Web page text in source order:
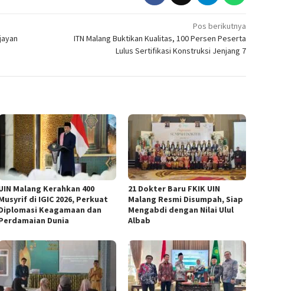
Pos berikutnya
ITN Malang Buktikan Kualitas, 100 Persen Peserta
Lulus Sertifikasi Konstruksi Jenjang 7
Malang Kerahkan 400
di IGIC 2026, Perkuat
Keagamaan dan
Dunia
21 Dokter Baru FKIK UIN
Malang Resmi Disumpah, Siap
Mengabdi dengan Nilai Ulul
Albab